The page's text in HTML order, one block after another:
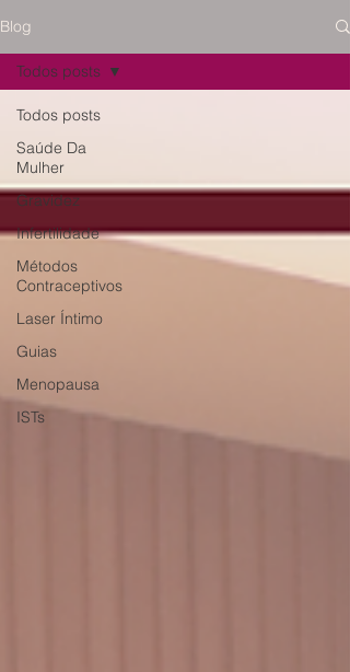
Blog
Todos posts
Saúde Da
Mulher
Gravidez
Infertilidade
Métodos
Contraceptivos
Laser Íntimo
Guias
Menopausa
ISTs
Todos posts